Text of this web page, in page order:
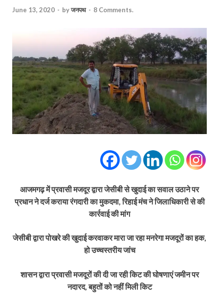
June 13, 2020 - byजनपथ - 8 Comments.
आजमगढ़ में प्रवासी मजदूर द्वारा जेसीबी से खुदाई का सवाल उठाने पर
प्रधान ने दर्ज कराया रंगदारी का मुकदमा, रिहाई मंच ने जिलाधिकारी से की
कार्रवाई की मांग
जेसीबी द्वारा पोखरे की खुदाई करवाकर मारा जा रहा मनरेगा मजदूरों का हक,
हो उच्चस्तरीय जांच
शासन द्वारा प्रवासी मजदूरों की दी जा रही किट की घोषणाएं जमीन पर
नदारद, बहुतों को नहीं मिली किट